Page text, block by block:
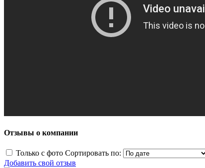
Отзывы о компании
Только с фото Сортировать по:
Добавить свой отзыв